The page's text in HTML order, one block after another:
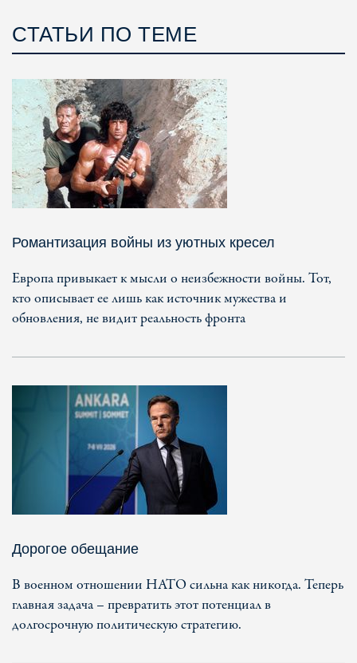
СТАТЬИ ПО ТЕМЕ
Романтизация войны из уютных кресел
Европа привыкает к мысли о неизбежности войны. Тот,
кто описывает ее лишь как источник мужества и
обновления, не видит реальность фронта
Дорогое обещание
В военном отношении НАТО сильна как никогда. Теперь
главная задача – превратить этот потенциал в
долгосрочную политическую стратегию.